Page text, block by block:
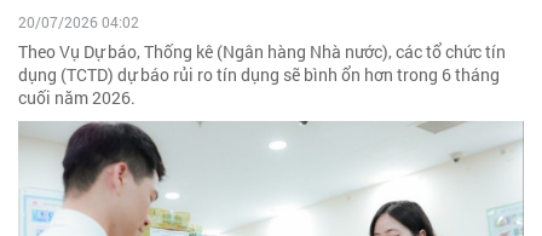
20/07/2026 04:02
Theo Vụ Dự báo, Thống kê (Ngân hàng Nhà nước), các tổ chức tín
dụng (TCTD) dự báo rủi ro tín dụng sẽ bình ổn hơn trong 6 tháng
cuối năm 2026.